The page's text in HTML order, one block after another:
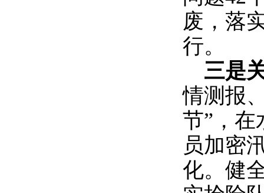
废，落
行。
三是
情测报
节”，在
员加密
化。健